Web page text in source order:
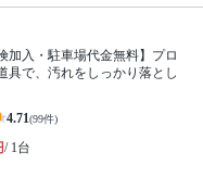
加入・駐車場代金無料】プロ
具で、汚れをしっかり落とし
4.71(99件)
/ 1台